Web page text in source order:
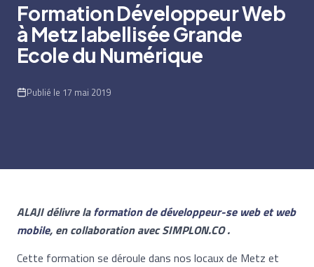
Formation Développeur Web
à Metz labellisée Grande
Ecole du Numérique
Publié le 17 mai 2019
ALAJI délivre laformation de développeur-se web et web
mobile, en collaboration avec SIMPLON.CO .
Cette formation se déroule dans nos locaux de Metz et